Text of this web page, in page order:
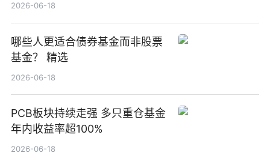
2026-06-18
哪些人更适合债券基金而非股票
基金？ 精选
2026-06-18
PCB板块持续走强 多只重仓基金
年内收益率超100%
2026-06-18